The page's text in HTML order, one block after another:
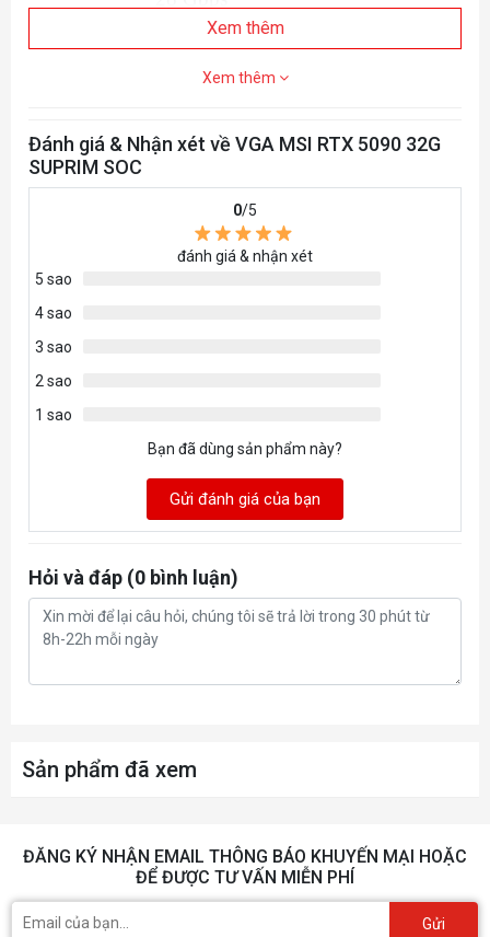
Speed
Xem thêm
Xem thêm
Đánh giá & Nhận xét về VGA MSI RTX 5090 32G
SUPRIM SOC
0/5
đánh giá & nhận xét
5 sao
4 sao
3 sao
2 sao
1 sao
Bạn đã dùng sản phẩm này?
Gửi đánh giá của bạn
Hỏi và đáp (0 bình luận)
Sản phẩm đã xem
ĐĂNG KÝ NHẬN EMAIL THÔNG BÁO KHUYẾN MẠI HOẶC
ĐỂ ĐƯỢC TƯ VẤN MIỄN PHÍ
Gửi